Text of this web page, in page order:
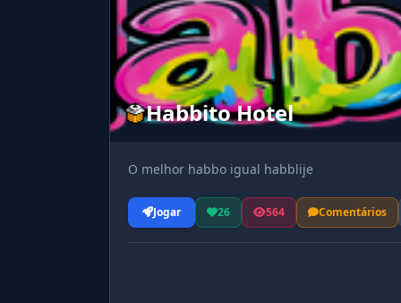
Habbito Hotel
O melhor habbo igual habblije
Jogar 26 564 Comentários